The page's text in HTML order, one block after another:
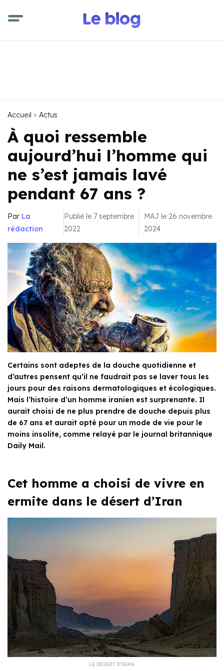
Accueil Actus
À quoi ressemble
aujourd’hui l’homme qui
ne s’est jamais lavé
pendant 67 ans ?
Par La
rédaction
Publié le 7 septembre
2022
MAJ le 26 novembre
2024
Certains sont adeptes de la douche quotidienne et
d’autres pensent qu’il ne faudrait pas se laver tous les
jours pour des raisons dermatologiques et écologiques.
Mais l’histoire d’un homme iranien est surprenante. Il
aurait choisi de ne plus prendre de douche depuis plus
de 67 ans et aurait opté pour un mode de vie pour le
moins insolite, comme relayé par le journal britannique
Daily Mail.
Cet homme a choisi de vivre en
ermite dans le désert d’Iran
LE DÉSERT D’IRAN.